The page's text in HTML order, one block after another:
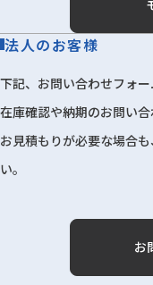
法人のお客様
下記、お問い合わせフォー
在庫確認や納期のお問い
お見積もりが必要な場合
い。
お